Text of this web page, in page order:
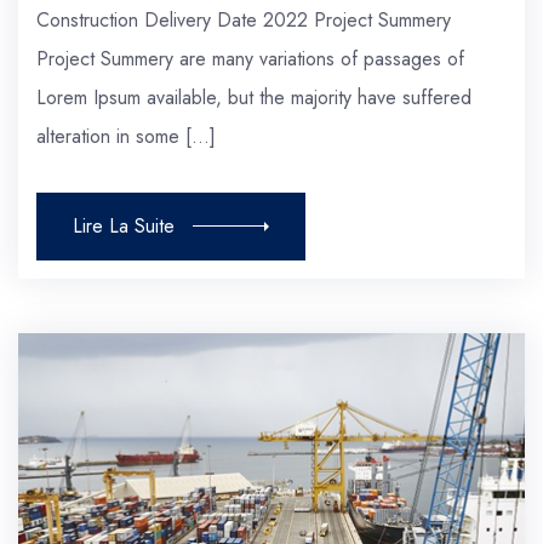
Construction Delivery Date 2022 Project Summery
Project Summery are many variations of passages of
Lorem Ipsum available, but the majority have suffered
alteration in some […]
Lire La Suite